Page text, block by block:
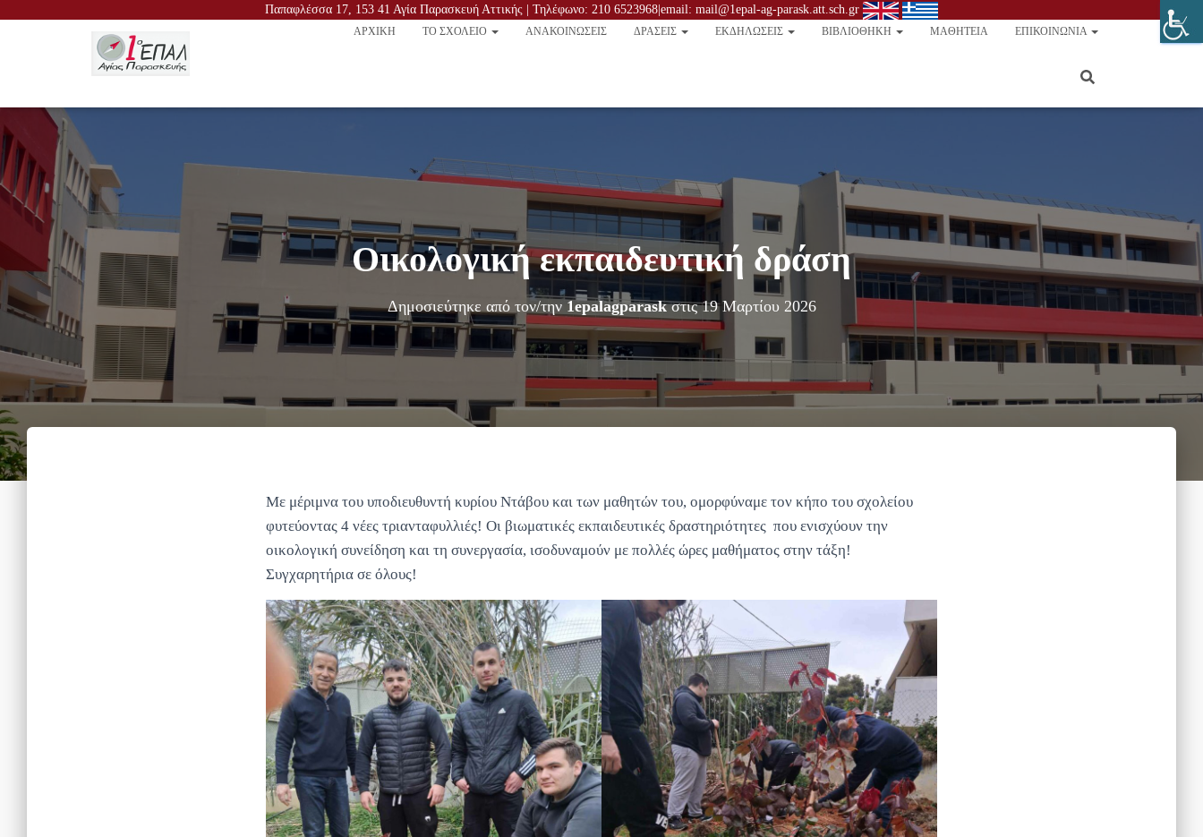
Παπαφλέσσα 17, 153 41 Αγία Παρασκευή Αττικής | Τηλέφωνο: 210 6523968|email: mail@1epal-ag-parask.att.sch.gr
ΑΡΧΙΚΉ TO ΣΧΟΛΕΙΟ ΑΝΑΚΟΙΝΏΣΕΙΣ ΔΡΑΣΕΙΣ ΕΚΔΗΛΩΣΕΙΣ ΒΙΒΛΙΟΘΉΚΗ ΜΑΘΗΤΕΊΑ ΕΠΙΚΟΙΝΩΝΊΑ
Οικολογική εκπαιδευτική δράση
Δημοσιεύτηκε από τον/την 1epalagparaskστις19 Μαρτίου 2026
Με μέριμνα του υποδιευθυντή κυρίου Ντάβου και των μαθητών του, ομορφύναμε τον κήπο του σχολείου
φυτεύοντας 4 νέες τριανταφυλλιές! Οι βιωματικές εκπαιδευτικές δραστηριότητες που ενισχύουν την
οικολογική συνείδηση και τη συνεργασία, ισοδυναμούν με πολλές ώρες μαθήματος στην τάξη!
Συγχαρητήρια σε όλους!